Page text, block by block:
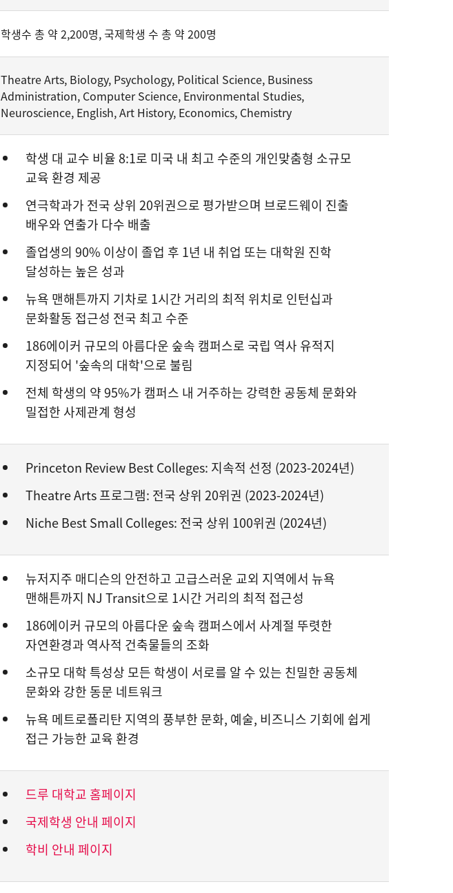
학생수 총 약 2,200명, 국제학생 수 총 약 200명
Theatre Arts, Biology, Psychology, Political Science, Business
Administration, Computer Science, Environmental Studies,
Neuroscience, English, Art History, Economics, Chemistry
학생 대 교수 비율 8:1로 미국 내 최고 수준의 개인맞춤형 소규모
교육 환경 제공
연극학과가 전국 상위 20위권으로 평가받으며 브로드웨이 진출
배우와 연출가 다수 배출
졸업생의 90% 이상이 졸업 후 1년 내 취업 또는 대학원 진학
달성하는 높은 성과
뉴욕 맨해튼까지 기차로 1시간 거리의 최적 위치로 인턴십과
문화활동 접근성 전국 최고 수준
186에이커 규모의 아름다운 숲속 캠퍼스로 국립 역사 유적지
지정되어 '숲속의 대학'으로 불림
전체 학생의 약 95%가 캠퍼스 내 거주하는 강력한 공동체 문화와
밀접한 사제관계 형성
Princeton Review Best Colleges: 지속적 선정 (2023-2024년)
Theatre Arts 프로그램: 전국 상위 20위권 (2023-2024년)
Niche Best Small Colleges: 전국 상위 100위권 (2024년)
뉴저지주 매디슨의 안전하고 고급스러운 교외 지역에서 뉴욕
맨해튼까지 NJ Transit으로 1시간 거리의 최적 접근성
186에이커 규모의 아름다운 숲속 캠퍼스에서 사계절 뚜렷한
자연환경과 역사적 건축물들의 조화
소규모 대학 특성상 모든 학생이 서로를 알 수 있는 친밀한 공동체
문화와 강한 동문 네트워크
뉴욕 메트로폴리탄 지역의 풍부한 문화, 예술, 비즈니스 기회에 쉽게
접근 가능한 교육 환경
드루 대학교 홈페이지
국제학생 안내 페이지
학비 안내 페이지